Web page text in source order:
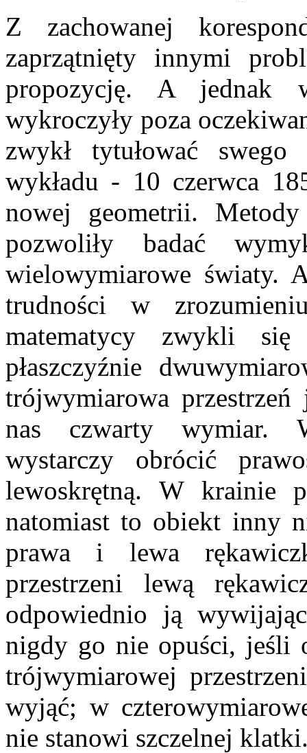
Z zachowanej
zaprzątnięty innymi
propozycję. A jednak
wykroczyły poza
zwykł tytułować swego
wykładu - 10 czerwca
nowej geometrii. Metody
pozwoliły badać
wielowymiarowe światy.
trudności w
matematycy zwykli
płaszczyźnie
trójwymiarowa
nas czwarty wymiar.
wystarczy obrócić
lewoskrętną. W krainie
natomiast to obiekt inny
prawa i lewa
przestrzeni lewą
odpowiednio ją
nigdy go nie opuści, jeśli
trójwymiarowej
wyjąć; w
nie stanowi szczelnej